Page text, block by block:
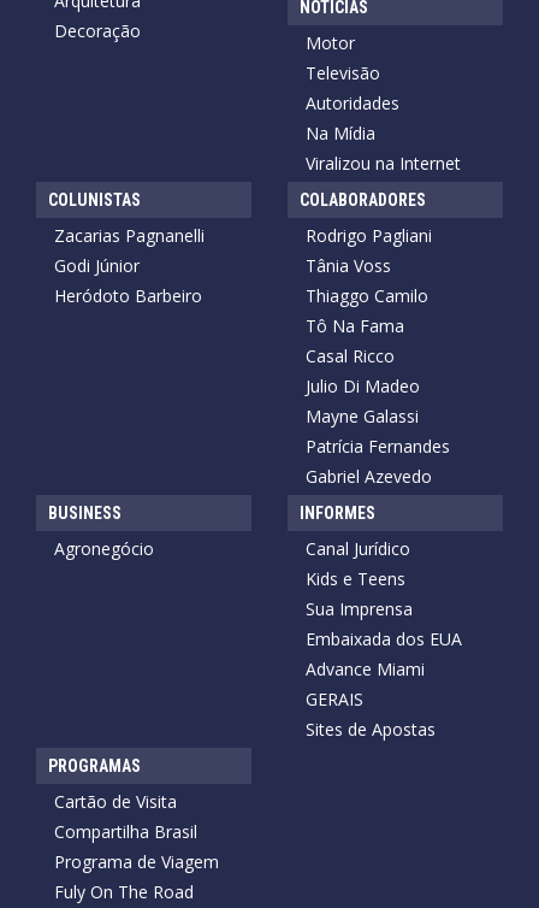
Decoração
NOTÍCIAS
Motor
Televisão
Autoridades
Na Mídia
Viralizou na Internet
COLUNISTAS
Zacarias Pagnanelli
Godi Júnior
Heródoto Barbeiro
COLABORADORES
Rodrigo Pagliani
Tânia Voss
Thiaggo Camilo
Tô Na Fama
Casal Ricco
Julio Di Madeo
Mayne Galassi
Patrícia Fernandes
Gabriel Azevedo
BUSINESS
Agronegócio
INFORMES
Canal Jurídico
Kids e Teens
Sua Imprensa
Embaixada dos EUA
Advance Miami
GERAIS
Sites de Apostas
PROGRAMAS
Cartão de Visita
Compartilha Brasil
Programa de Viagem
Fuly On The Road